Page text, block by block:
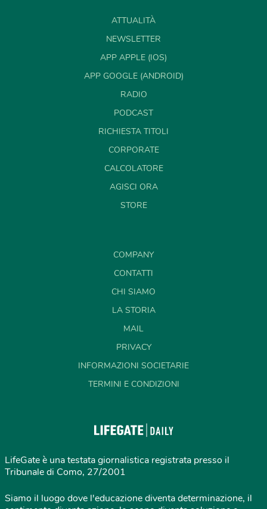
ATTUALITÀ
NEWSLETTER
APP APPLE (IOS)
APP GOOGLE (ANDROID)
RADIO
PODCAST
RICHIESTA TITOLI
CORPORATE
CALCOLATORE
AGISCI ORA
STORE
COMPANY
CONTATTI
CHI SIAMO
LA STORIA
MAIL
PRIVACY
INFORMAZIONI SOCIETARIE
TERMINI E CONDIZIONI
LifeGate è una testata giornalistica registrata presso il
Tribunale di Como, 27/2001
Siamo il luogo dove l'educazione diventa determinazione, il